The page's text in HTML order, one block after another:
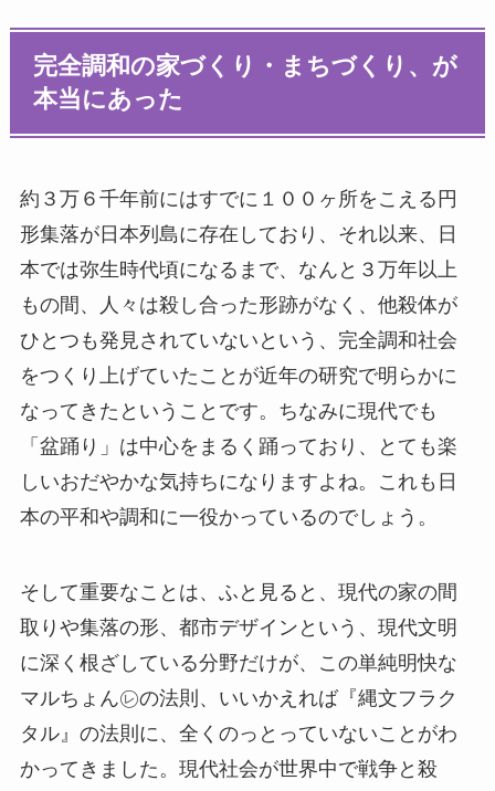
完全調和の家づくり・まちづくり、が
本当にあった
約３万６千年前にはすでに１００ヶ所をこえる円
形集落が日本列島に存在しており、それ以来、日
本では弥生時代頃になるまで、なんと３万年以上
もの間、人々は殺し合った形跡がなく、他殺体が
ひとつも発見されていないという、完全調和社会
をつくり上げていたことが近年の研究で明らかに
なってきたということです。ちなみに現代でも
「盆踊り」は中心をまるく踊っており、とても楽
しいおだやかな気持ちになりますよね。これも日
本の平和や調和に一役かっているのでしょう。
そして重要なことは、ふと見ると、現代の家の間
取りや集落の形、都市デザインという、現代文明
に深く根ざしている分野だけが、この単純明快な
マルちょん㋹の法則、いいかえれば『縄文フラク
タル』の法則に、全くのっとっていないことがわ
かってきました。現代社会が世界中で戦争と殺